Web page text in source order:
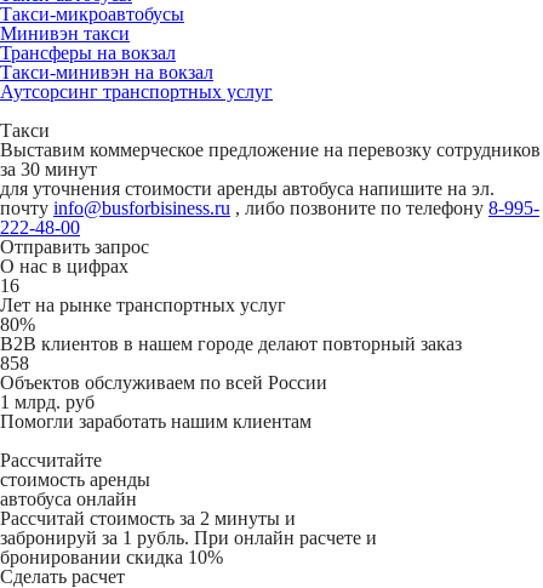
Такси-микроавтобусы
Минивэн такси
Трансферы на вокзал
Такси-минивэн на вокзал
Аутсорсинг транспортных услуг
Такси
Выставим коммерческое предложение на перевозку сотрудников
за 30 минут
для уточнения стоимости аренды автобуса напишите на эл.
почту info@busforbisiness.ru , либо позвоните по телефону 8-995-
222-48-00
Отправить запрос
О нас в цифрах
16
Лет на рынке транспортных услуг
80%
B2B клиентов в нашем городе делают повторный заказ
858
Объектов обслуживаем по всей России
1 млрд. руб
Помогли заработать нашим клиентам
Рассчитайте
стоимость аренды
автобуса онлайн
Рассчитай стоимость за 2 минуты и
забронируй за 1 рубль. При онлайн расчете и
бронировании скидка 10%
Сделать расчет